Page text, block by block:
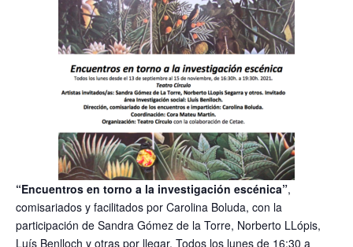
“Encuentros en torno a la investigación escénica”,
comisariados y facilitados por Carolina Boluda, con la
participación de Sandra Gómez de la Torre, Norberto LLópis,
Luís Benlloch y otras por llegar. Todos los lunes de 16:30 a